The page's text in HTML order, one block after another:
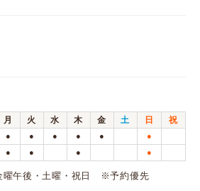
月 火 水 木 金 土 日
祝
● ● ● ● ● ●
● ● ● ●
曜午後・土曜・祝日 ※予約優先